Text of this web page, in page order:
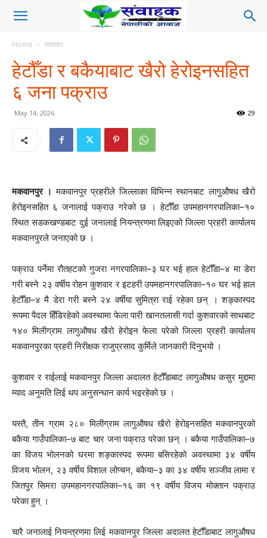
Home समाचार
हेटौँडा र बकैयाबाट खैरो हेरोइनसहित
६ जना पक्राउ
May 14, 2026 29
मकवानपुर । मकवानपुर प्रहरीले जिल्लाका विभिन्न स्थानबाट लागुऔषध खैरो
हेरोइनसहित ६ जनालाई पक्राउ गरेको छ । हेटौँडा उपमहानगरपालिका–१०
स्थित सडकखण्डबाट दुई जनालाई नियन्त्रणमा लिइएको जिल्ला प्रहरी कार्यालय
मकवानपुरले जनाएको छ ।
पक्राउ पर्नेमा रौतहटको गुजरा नगरपालिका–३ घर भई हाल हेटौँडा–४ मा डेरा
गरी बस्ने २३ वर्षीय रोहन कुशवार र इटहरी उपमहानगरपालिका–१० घर भई हाल
हेटौँडा–४ मै डेरा गरी बस्ने २४ वर्षीया सुमित्रा राई रहेका छन् । शङ्कास्पद
रूपमा पैदल हिँडिरहेको अवस्थामा फेला पारी खानतलासी गर्दा कुशवारको साथबाट
१४० मिलीग्राम लागुऔषध खैरो हेरोइन फेला परेको जिल्ला प्रहरी कार्यालय
मकवानपुरका प्रहरी निरीक्षक राजुप्रसाद कुर्मिले जानकारी दिनुभयो ।
कुशवार र राईलाई मकवानपुर जिल्ला अदालत हेटौँडाबाट लागुऔषध कसुर मुद्दामा
म्याद अनुमति लिई थप अनुसन्धान कार्य भइरहेको छ ।
यस्तै, तीन ग्राम २८० मिलीग्राम लागुऔषध खैरो हेरोइनसहित मकवानपुरको
बकैया गाउँपालिका–७ बाट चार जना पक्राउ परेका छन् । बकैया गाउँपालिका–७
का विजय भोलनको घरमा शङ्कास्पद रूपमा बसिरहेको अवस्थामा ३४ वर्षीय
विजय भोलन, २३ वर्षीय विशाल लोप्चन, बकैया–३ का ३४ वर्षीय सञ्जीव लामा र
जितपुर सिमरा उपमहानगरपालिका–१६ का १९ वर्षीय विजय मोक्तान पक्राउ
परेका हुन् ।
चारै जनालाई नियन्त्रणमा लिई मकवानपुर जिल्ला अदालत हेटौँडाबाट लागुऔषध